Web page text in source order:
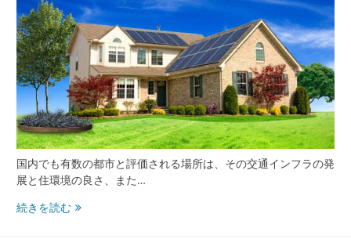
る
都
市
圏
で
高
ま
る
資
産
価
値
と
国内でも有数の都市と評価される場所は、その交通インフラの発
展と住環境の良さ、また…
続きを読む湾